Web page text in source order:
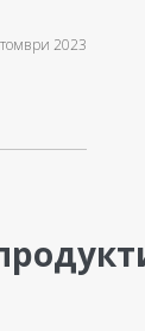
2023